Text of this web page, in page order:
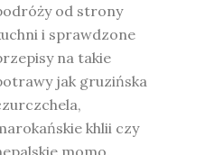
od strony
i sprawdzone
na takie
jak gruzińska
khlii czy